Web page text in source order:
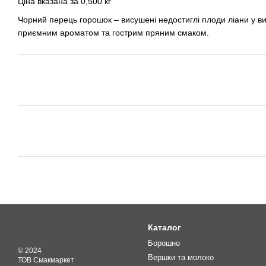
Чорний перець горошок – висушені недостиглі плоди ліани у
приємним ароматом та гострим пряним смаком.
© 2024
ТОВ Смакмаркет
Каталог
Борошно
Вершки та молоко